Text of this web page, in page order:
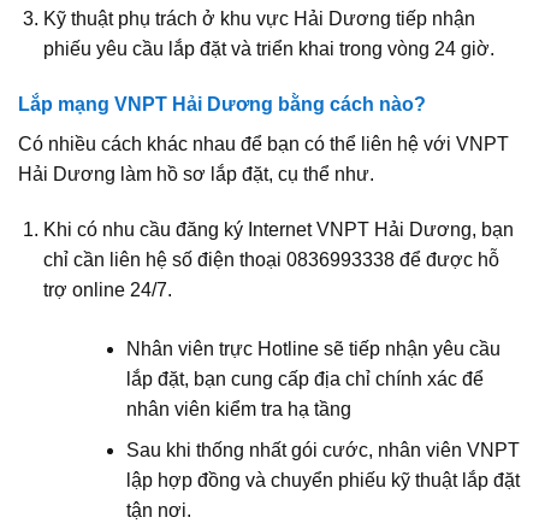
Kỹ thuật phụ trách ở khu vực Hải Dương tiếp nhận
phiếu yêu cầu lắp đặt và triển khai trong vòng 24 giờ.
Lắp mạng VNPT Hải Dương bằng cách nào?
Có nhiều cách khác nhau để bạn có thể liên hệ với VNPT
Hải Dương làm hồ sơ lắp đặt, cụ thể như.
Khi có nhu cầu đăng ký Internet VNPT Hải Dương, bạn
chỉ cần liên hệ số điện thoại 0836993338 để được hỗ
trợ online 24/7.
Nhân viên trực Hotline sẽ tiếp nhận yêu cầu
lắp đặt, bạn cung cấp địa chỉ chính xác để
nhân viên kiểm tra hạ tầng
Sau khi thống nhất gói cước, nhân viên VNPT
lập hợp đồng và chuyển phiếu kỹ thuật lắp đặt
tận nơi.